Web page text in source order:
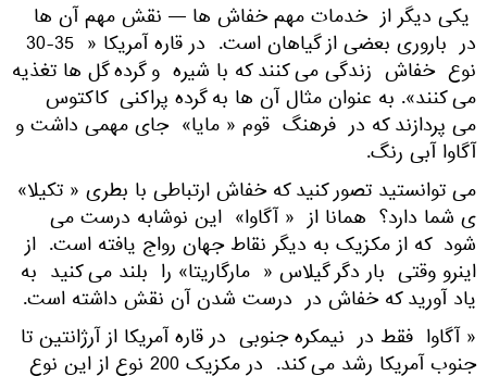
یکی دیگر از خدمات مهم خفاش ها — نقش مهم آن ها
در باروری بعضی از گیاهان است. در قاره آمریکا « 35-30
نوع خفاش زندگی می کنند که با شیره و گرده گل ها تغذیه
می کنند». به عنوان مثال آن ها به گرده پراکنی کاکتوس
می پردازند که در فرهنگ قوم « مایا» جای مهمی داشت و
آگاوا آبی رنگ.
می توانستید تصور کنید که خفاش ارتباطی با بطری « تکیلا»
ی شما دارد؟ همانا از « آگاوا» این نوشابه درست می
شود که از مکزیک به دیگر نقاط جهان رواج یافته است. از
اینرو وقتی بار دگر گیلاس « مارگاریتا» را بلند می کنید به
یاد آورید که خفاش در درست شدن آن نقش داشته است.
« آگاوا فقط در نیمکره جنوبی در قاره آمریکا از آرژانتین تا
جنوب آمریکا رشد می کند. در مکزیک 200 نوع از این نوع